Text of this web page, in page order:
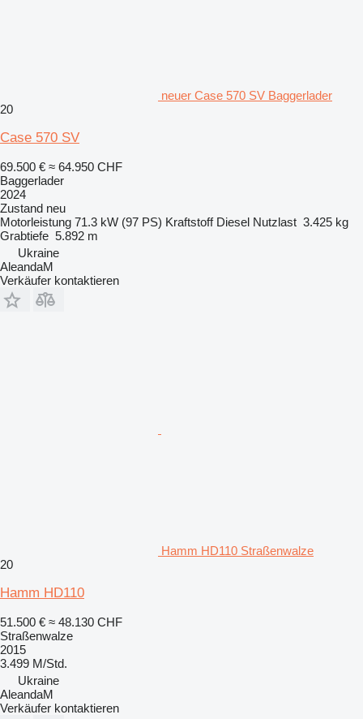
neuer Case 570 SV Baggerlader
20
Case 570 SV
69.500 € ≈ 64.950 CHF
Baggerlader
2024
Zustand neu
Motorleistung 71.3 kW (97 PS) Kraftstoff Diesel Nutzlast 3.425 kg
Grabtiefe 5.892 m
Ukraine
AleandaM
Verkäufer kontaktieren
Hamm HD110 Straßenwalze
20
Hamm HD110
51.500 € ≈ 48.130 CHF
Straßenwalze
2015
3.499 M/Std.
Ukraine
AleandaM
Verkäufer kontaktieren